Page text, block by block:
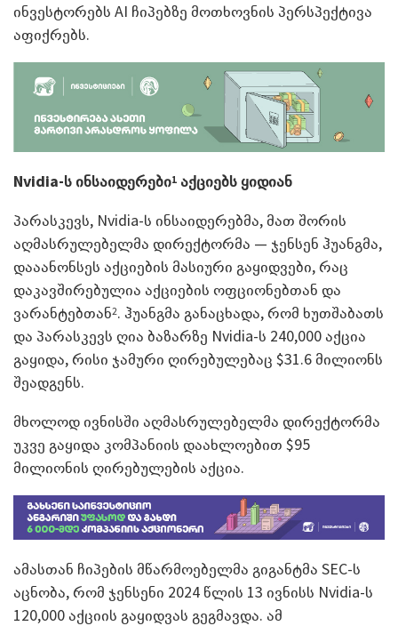
ინვესტორებს AI ჩიპებზე მოთხოვნის პერსპექტივა
აფიქრებს.
Nvidia-ს ინსაიდერები1 აქციებს ყიდიან
პარასკევს, Nvidia-ს ინსაიდერებმა, მათ შორის
აღმასრულებელმა დირექტორმა — ჯენსენ ჰუანგმა,
დააანონსეს აქციების მასიური გაყიდვები, რაც
დაკავშირებულია აქციების ოფციონებთან და
ვარანტებთან2. ჰუანგმა განაცხადა, რომ ხუთშაბათს
და პარასკევს ღია ბაზარზე Nvidia-ს 240,000 აქცია
გაყიდა, რისი ჯამური ღირებულებაც $31.6 მილიონს
შეადგენს.
მხოლოდ ივნისში აღმასრულებელმა დირექტორმა
უკვე გაყიდა კომპანიის დაახლოებით $95
მილიონის ღირებულების აქცია.
ამასთან ჩიპების მწარმოებელმა გიგანტმა SEC-ს
აცნობა, რომ ჯენსენი 2024 წლის 13 ივნისს Nvidia-ს
120,000 აქციის გაყიდვას გეგმავდა. ამ